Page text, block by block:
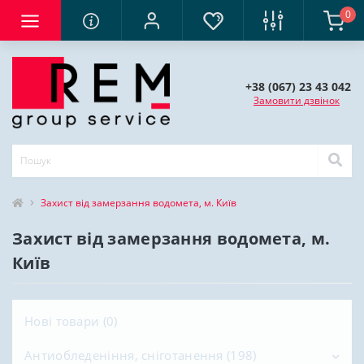
0
+38 (067) 23 43 042
Замовити дзвінок
Захист від замерзання водомета, м. Київ
Захист від замерзання водомета, м.
Київ
Нові товари (0)
Антиобледеніння, сніготанення (198)